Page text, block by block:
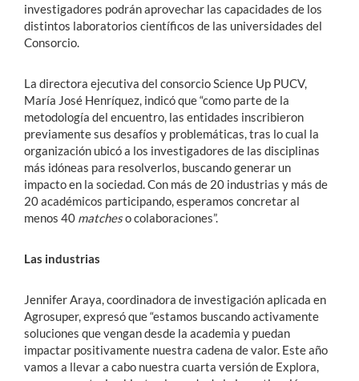
investigadores podrán aprovechar las capacidades de los
distintos laboratorios científicos de las universidades del
Consorcio.
La directora ejecutiva del consorcio Science Up PUCV,
María José Henríquez, indicó que “como parte de la
metodología del encuentro, las entidades inscribieron
previamente sus desafíos y problemáticas, tras lo cual la
organización ubicó a los investigadores de las disciplinas
más idóneas para resolverlos, buscando generar un
impacto en la sociedad. Con más de 20 industrias y más de
20 académicos participando, esperamos concretar al
menos 40 matcheso colaboraciones”.
Las industrias
Jennifer Araya, coordinadora de investigación aplicada en
Agrosuper, expresó que “estamos buscando activamente
soluciones que vengan desde la academia y puedan
impactar positivamente nuestra cadena de valor. Este año
vamos a llevar a cabo nuestra cuarta versión de Explora,